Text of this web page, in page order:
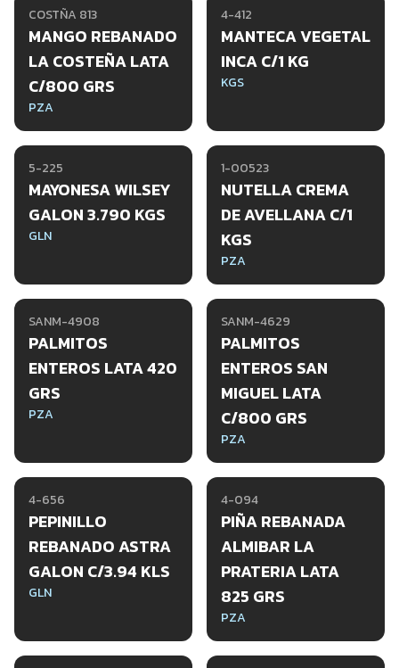
COSTÑA 813
MANGO REBANADO
LA COSTEÑA LATA
C/800 GRS
PZA
4-412
MANTECA VEGETAL
INCA C/1 KG
KGS
5-225
MAYONESA WILSEY
GALON 3.790 KGS
GLN
1-00523
NUTELLA CREMA
DE AVELLANA C/1
KGS
PZA
SANM-4908
PALMITOS
ENTEROS LATA 420
GRS
PZA
SANM-4629
PALMITOS
ENTEROS SAN
MIGUEL LATA
C/800 GRS
PZA
4-656
PEPINILLO
REBANADO ASTRA
GALON C/3.94 KLS
GLN
4-094
PIÑA REBANADA
ALMIBAR LA
PRATERIA LATA
825 GRS
PZA